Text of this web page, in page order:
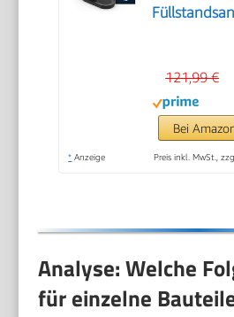
Flasche, 1x
schwarz,
121,99 €
Bei
* Anzeige Preis inkl. MwSt.,
Analyse: Welche
für einzelne